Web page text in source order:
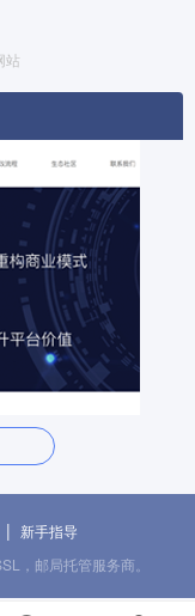
站
| 新手指导
，邮局托管服务商。